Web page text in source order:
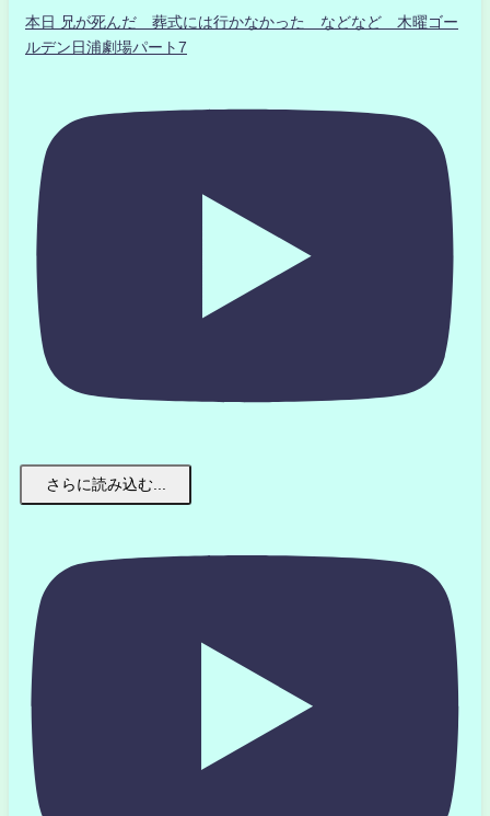
本日 兄が死んだ 葬式には行かなかった などなど 木曜ゴー
ルデン日浦劇場パート7
さらに読み込む...